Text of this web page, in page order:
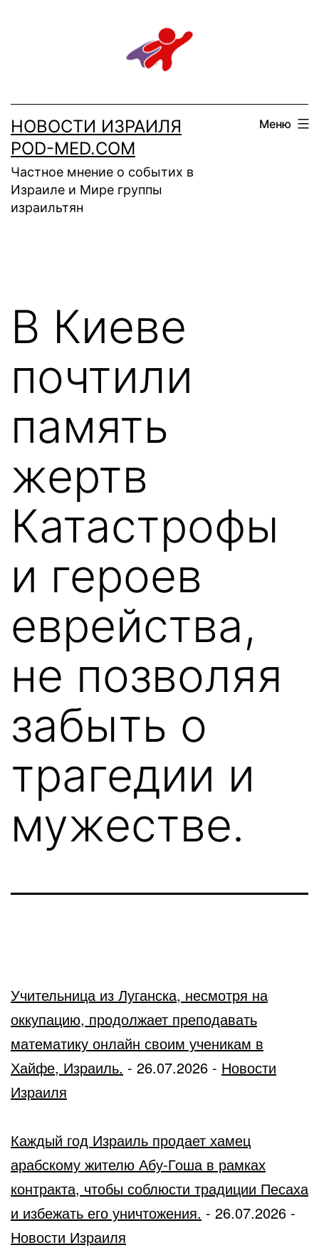
НОВОСТИ ИЗРАИЛЯ
POD-MED.COM
Частное мнение о событих в
Израиле и Мире группы
израильтян
Меню
В Киеве
почтили
память
жертв
Катастрофы
и героев
еврейства,
не позволяя
забыть о
трагедии и
мужестве.
Учительница из Луганска, несмотря на
оккупацию, продолжает преподавать
математику онлайн своим ученикам в
Хайфе, Израиль. - 26.07.2026 - Новости
Израиля
Каждый год Израиль продает хамец
арабскому жителю Абу-Гоша в рамках
контракта, чтобы соблюсти традиции Песаха
и избежать его уничтожения. - 26.07.2026 -
Новости Израиля